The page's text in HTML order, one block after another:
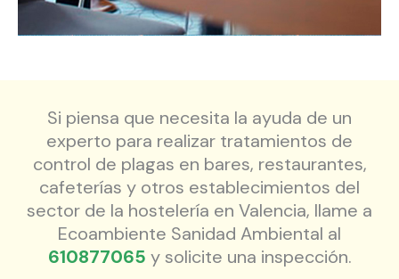
Si piensa que necesita la ayuda de un
experto para realizar tratamientos de
control de plagas en bares, restaurantes,
cafeterías y otros establecimientos del
sector de la hostelería en Valencia, llame a
Ecoambiente Sanidad Ambiental al
610877065 y solicite una inspección.